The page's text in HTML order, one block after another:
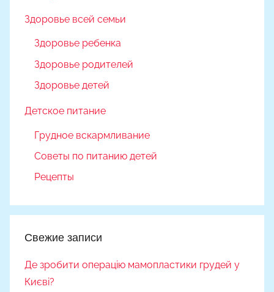
Здоровье всей семьи
Здоровье ребенка
Здоровье родителей
Здоровье детей
Детское питание
Грудное вскармливание
Советы по питанию детей
Рецепты
Свежие записи
Де зробити операцію мамопластики грудей у
Києві?